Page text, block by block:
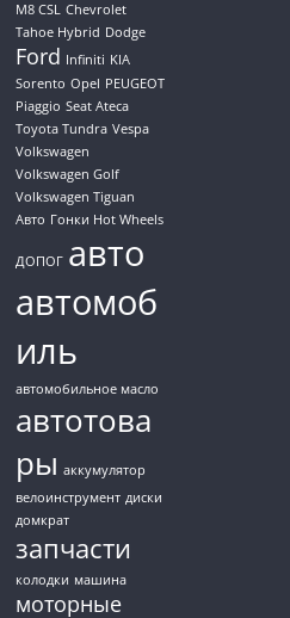
M8 CSL Chevrolet
Tahoe Hybrid Dodge
Ford Infiniti KIA
Sorento Opel PEUGEOT
Piaggio Seat Ateca
Toyota Tundra Vespa
Volkswagen
Volkswagen Golf
Volkswagen Tiguan
Авто Гонки Hot Wheels
ДОПОГ авто
автомоб
иль
автомобильное масло
автотова
ры аккумулятор
велоинструмент диски
домкрат
запчасти
колодки машина
моторные